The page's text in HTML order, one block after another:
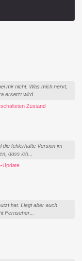
mir nicht. Was mich nervt,
ersetzt wird....
Zustand
die fehlerhafte Version im
dass ich...
Update
hat. Liegt aber auch
Fernseher...